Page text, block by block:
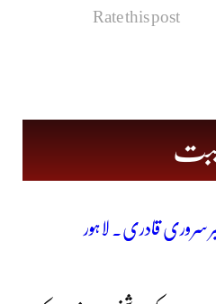
Rate this post
سروری قادری۔ لاہور